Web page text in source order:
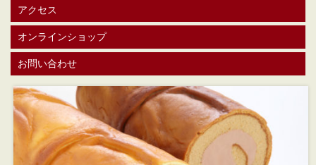
アクセス
オンラインショップ
お問い合わせ